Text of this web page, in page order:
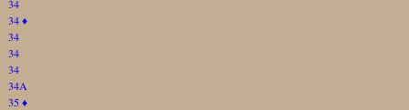
34
34♦
34
34
34
34A
35♦